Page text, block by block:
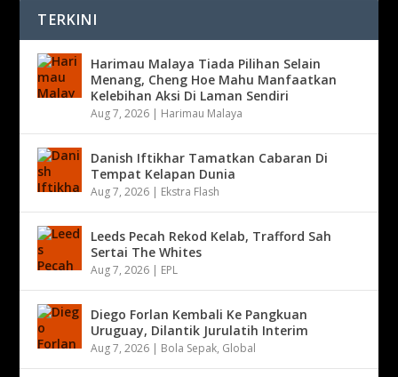
TERKINI
Harimau Malaya Tiada Pilihan Selain
Menang, Cheng Hoe Mahu Manfaatkan
Kelebihan Aksi Di Laman Sendiri
Aug 7, 2026 | Harimau Malaya
Danish Iftikhar Tamatkan Cabaran Di
Tempat Kelapan Dunia
Aug 7, 2026 | Ekstra Flash
Leeds Pecah Rekod Kelab, Trafford Sah
Sertai The Whites
Aug 7, 2026 | EPL
Diego Forlan Kembali Ke Pangkuan
Uruguay, Dilantik Jurulatih Interim
Aug 7, 2026 | Bola Sepak, Global